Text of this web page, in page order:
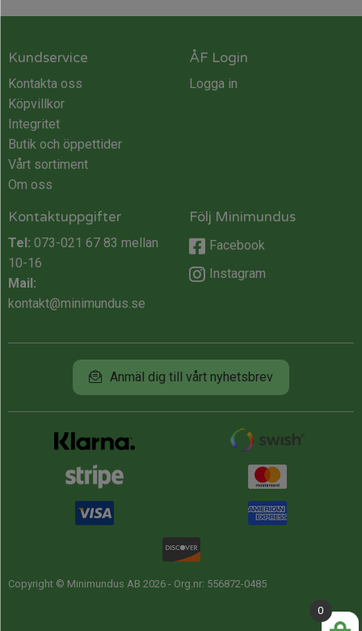
Kundservice
Kontakta oss
Köpvillkor
Integritet
Butik och öppettider
Vårt sortiment
Om oss
ÅF Login
Logga in
Kontaktuppgifter
Tel: 073-021 67 83 mellan
10-16
Mail:
kontakt@minimundus.se
Följ Minimundus
Facebook
Instagram
Anmäl dig till vårt nyhetsbrev
Copyright © Minimundus AB 2026 - Org.nr: 556872-0485
0